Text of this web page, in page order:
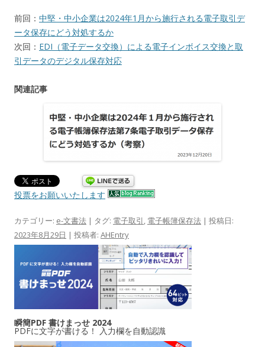
前回： 中堅・中小企業は2024年1月から施行される電子取引デ
ータ保存にどう対処するか
次回： EDI（電子データ交換）による電子インボイス交換と取
引データのデジタル保存対応
関連記事
投票をお願いいたします
カテゴリー: e-文書法 | タグ: 電子取引, 電子帳簿保存法 | 投稿日:
2023年8月29日 | 投稿者: AHEntry
瞬簡PDF 書けまっせ 2024
PDFに文字が書ける！ 入力欄を自動認識